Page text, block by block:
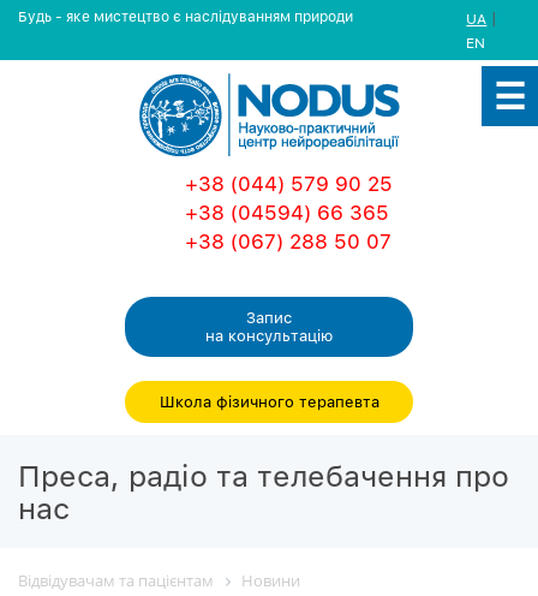
Будь - яке мистецтво є наслідуванням природи UA |
EN
+38 (044) 579 90 25
+38 (04594) 66 365
+38 (067) 288 50 07
Запис
на консультацiю
Школа фізичного терапевта
Преса, радіо та телебачення про
нас
Відвідувачам та пацієнтам
Новини